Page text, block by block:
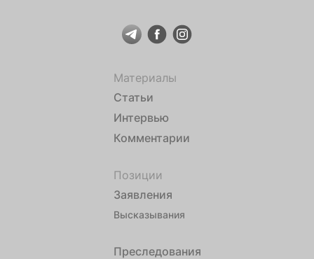
Материалы
Статьи
Интервью
Комментарии
Позиции
Заявления
Высказывания
Преследования